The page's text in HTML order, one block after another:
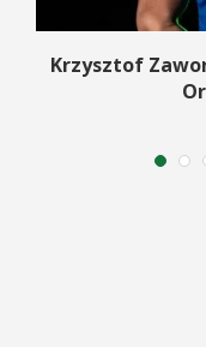
Krzysztof